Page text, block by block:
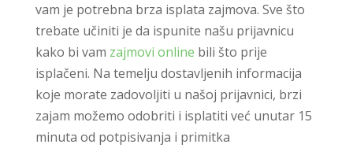
vam je potrebna brza isplata zajmova. Sve što
trebate učiniti je da ispunite našu prijavnicu
kako bi vam zajmovi online bili što prije
isplačeni. Na temelju dostavljenih informacija
koje morate zadovoljiti u našoj prijavnici, brzi
zajam možemo odobriti i isplatiti već unutar 15
minuta od potpisivanja i primitka